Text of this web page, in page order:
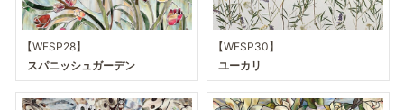
【WFSP28】
スパニッシュガーデン
【WFSP30】
ユーカリ